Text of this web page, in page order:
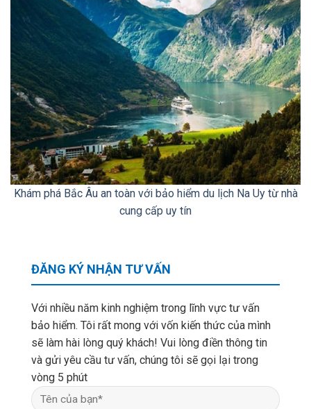
Khám phá Bắc Âu an toàn với bảo hiểm du lịch Na Uy từ nhà
cung cấp uy tín
ĐĂNG KÝ NHẬN TƯ VẤN
Với nhiều năm kinh nghiệm trong lĩnh vực tư vấn
bảo hiểm. Tôi rất mong với vốn kiến thức của mình
sẽ làm hài lòng quý khách! Vui lòng điền thông tin
và gửi yêu cầu tư vấn, chúng tôi sẽ gọi lại trong
vòng 5 phút